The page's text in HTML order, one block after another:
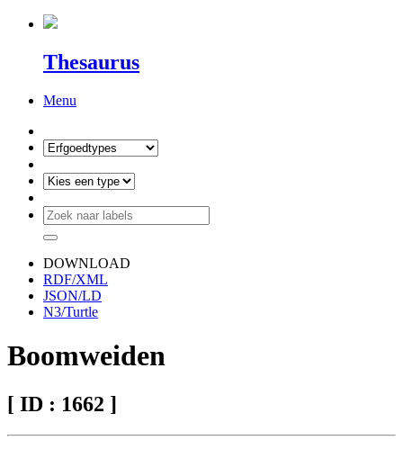
Thesaurus
Menu
DOWNLOAD
RDF/XML
JSON/LD
N3/Turtle
Boomweiden
[ ID : 1662 ]